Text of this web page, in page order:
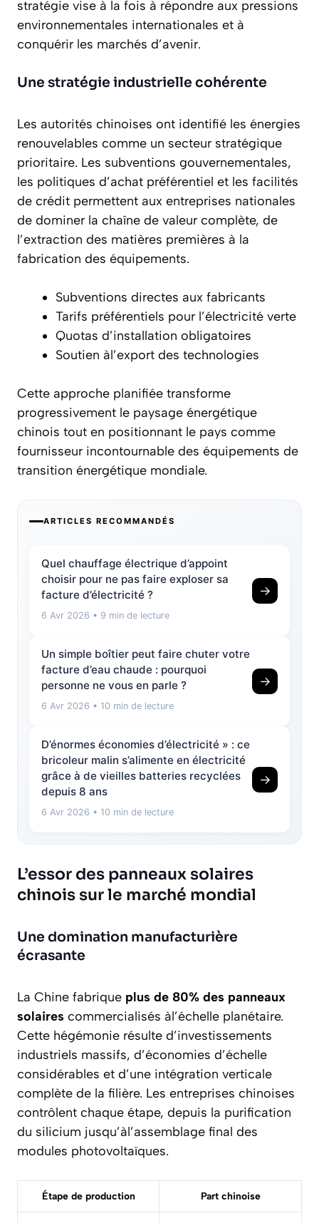
stratégie vise à la fois à répondre aux pressions
environnementales internationales et à
conquérir les marchés d’avenir.
Une stratégie industrielle cohérente
Les autorités chinoises ont identifié les énergies
renouvelables comme un secteur stratégique
prioritaire. Les subventions gouvernementales,
les politiques d’achat préférentiel et les facilités
de crédit permettent aux entreprises nationales
de dominer la chaîne de valeur complète, de
l’extraction des matières premières à la
fabrication des équipements.
Subventions directes aux fabricants
Tarifs préférentiels pour l’électricité verte
Quotas d’installation obligatoires
Soutien àl’export des technologies
Cette approche planifiée transforme
progressivement le paysage énergétique
chinois tout en positionnant le pays comme
fournisseur incontournable des équipements de
transition énergétique mondiale.
ARTICLES RECOMMANDÉS
Quel chauffage électrique d’appoint
choisir pour ne pas faire exploser sa
facture d’électricité ?
6 Avr 2026 • 9 min de lecture
→
Un simple boîtier peut faire chuter votre
facture d’eau chaude : pourquoi
personne ne vous en parle ?
6 Avr 2026 • 10 min de lecture
→
D’énormes économies d’électricité » : ce
bricoleur malin s’alimente en électricité
grâce à de vieilles batteries recyclées
depuis 8 ans
6 Avr 2026 • 10 min de lecture
→
L’essor des panneaux solaires
chinois sur le marché mondial
Une domination manufacturière
écrasante
La Chine fabrique plus de 80% des panneaux
solaires commercialisés àl’échelle planétaire.
Cette hégémonie résulte d’investissements
industriels massifs, d’économies d’échelle
considérables et d’une intégration verticale
complète de la filière. Les entreprises chinoises
contrôlent chaque étape, depuis la purification
du silicium jusqu’àl’assemblage final des
modules photovoltaïques.
Étape de production Part chinoise